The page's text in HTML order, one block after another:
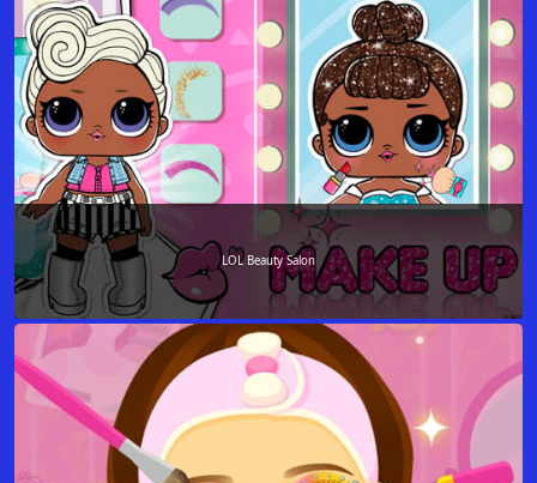
LOL Beauty Salon